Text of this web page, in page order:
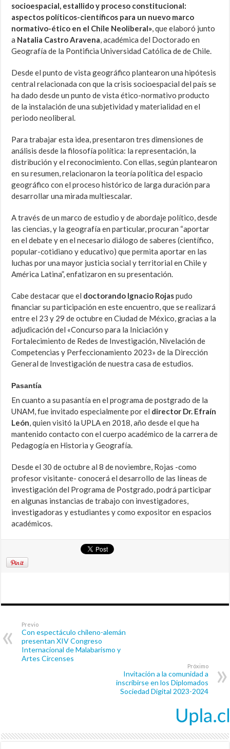
socioespacial, estallido y proceso constitucional:
aspectos políticos-científicos para un nuevo marco
normativo-ético en el Chile Neoliberal», que elaboró junto
a Natalia Castro Aravena, académica del Doctorado en
Geografía de la Pontificia Universidad Católica de de Chile.
Desde el punto de vista geográfico plantearon una hipótesis
central relacionada con que la crisis socioespacial del país se
ha dado desde un punto de vista ético-normativo producto
de la instalación de una subjetividad y materialidad en el
periodo neoliberal.
Para trabajar esta idea, presentaron tres dimensiones de
análisis desde la filosofía política: la representación, la
distribución y el reconocimiento. Con ellas, según plantearon
en su resumen, relacionaron la teoría política del espacio
geográfico con el proceso histórico de larga duración para
desarrollar una mirada multiescalar.
A través de un marco de estudio y de abordaje político, desde
las ciencias, y la geografía en particular, procuran “aportar
en el debate y en el necesario diálogo de saberes (científico,
popular-cotidiano y educativo) que permita aportar en las
luchas por una mayor justicia social y territorial en Chile y
América Latina”, enfatizaron en su presentación.
Cabe destacar que el doctorando Ignacio Rojaspudo
financiar su participación en este encuentro, que se realizará
entre el 23 y 29 de octubre en Ciudad de México, gracias a la
adjudicación del «Concurso para la Iniciación y
Fortalecimiento de Redes de Investigación, Nivelación de
Competencias y Perfeccionamiento 2023» de la Dirección
General de Investigación de nuestra casa de estudios.
Pasantía
En cuanto a su pasantía en el programa de postgrado de la
UNAM, fue invitado especialmente por el director Dr. Efraín
León, quien visitó la UPLA en 2018, año desde el que ha
mantenido contacto con el cuerpo académico de la carrera de
Pedagogía en Historia y Geografía.
Desde el 30 de octubre al 8 de noviembre, Rojas -como
profesor visitante- conocerá el desarrollo de las líneas de
investigación del Programa de Postgrado, podrá participar
en algunas instancias de trabajo con investigadores,
investigadoras y estudiantes y como expositor en espacios
académicos.
Previo
Con espectáculo chileno-alemán
presentan XIV Congreso
Internacional de Malabarismo y
Artes Circenses
Próximo
Invitación a la comunidad a
inscribirse en los Diplomados
Sociedad Digital 2023-2024